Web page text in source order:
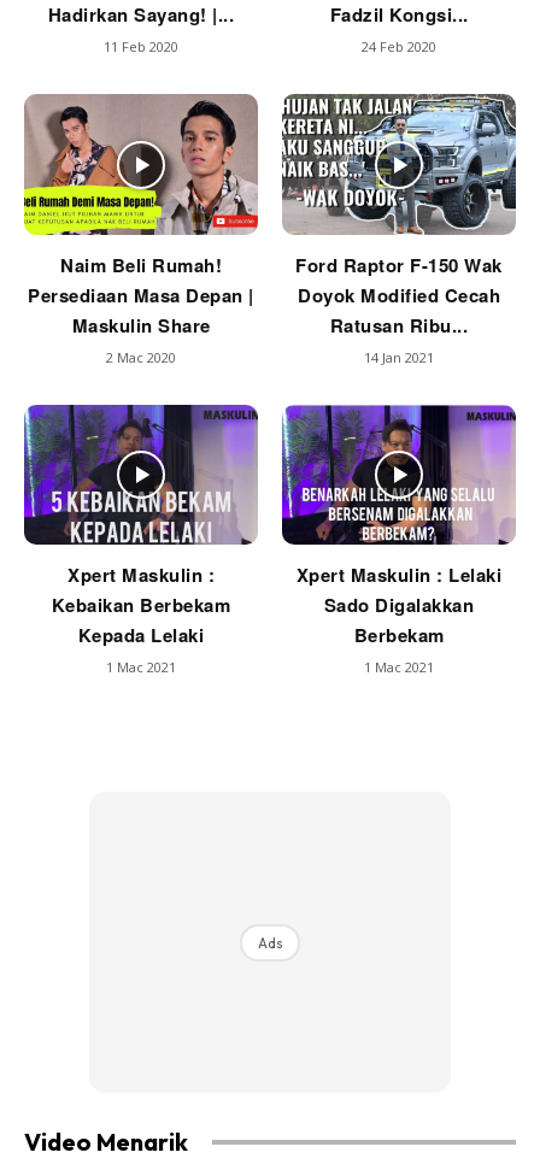
Hadirkan Sayang! |...
11 Feb 2020
Fadzil Kongsi...
24 Feb 2020
Naim Beli Rumah!
Persediaan Masa Depan |
Maskulin Share
2 Mac 2020
Ford Raptor F-150 Wak
Doyok Modified Cecah
Ratusan Ribu...
14 Jan 2021
Xpert Maskulin :
Kebaikan Berbekam
Kepada Lelaki
1 Mac 2021
Xpert Maskulin : Lelaki
Sado Digalakkan
Berbekam
1 Mac 2021
Ads
Video Menarik